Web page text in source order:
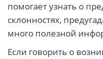
помогает узнать о
склонностях,
много полезной
Если говорить о